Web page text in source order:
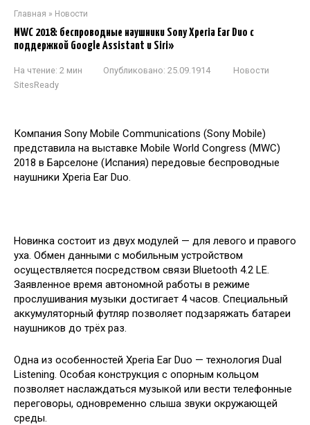
Главная » Новости
MWC 2018: беспроводные наушники Sony Xperia Ear Duo с
поддержкой Google Assistant и Siri»
На чтение: 2 мин Опубликовано: 25.09.1914
Новости
SitesReady
Компания Sony Mobile Communications (Sony Mobile)
представила на выставке Mobile World Congress (MWC)
2018 в Барселоне (Испания) передовые беспроводные
наушники Xperia Ear Duo.
Новинка состоит из двух модулей — для левого и правого
уха. Обмен данными с мобильным устройством
осуществляется посредством связи Bluetooth 4.2 LE.
Заявленное время автономной работы в режиме
прослушивания музыки достигает 4 часов. Специальный
аккумуляторный футляр позволяет подзаряжать батареи
наушников до трёх раз.
Одна из особенностей Xperia Ear Duo — технология Dual
Listening. Особая конструкция с опорным кольцом
позволяет наслаждаться музыкой или вести телефонные
переговоры, одновременно слыша звуки окружающей
среды.